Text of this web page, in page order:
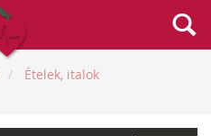
Ételek, italok